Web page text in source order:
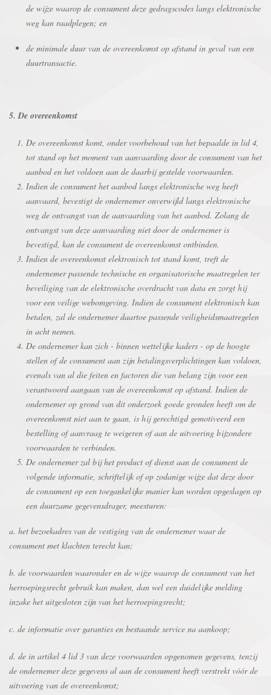
de wijze waarop de consument deze gedragscodes langs elektronische
weg kan raadplegen; en
de minimale duur van de overeenkomst op afstand in geval van een
duurtransactie.
5. De overeenkomst
De overeenkomst komt, onder voorbehoud van het bepaalde in lid 4,
tot stand op het moment van aanvaarding door de consument van het
aanbod en het voldoen aan de daarbij gestelde voorwaarden.
Indien de consument het aanbod langs elektronische weg heeft
aanvaard, bevestigt de ondernemer onverwijld langs elektronische
weg de ontvangst van de aanvaarding van het aanbod. Zolang de
ontvangst van deze aanvaarding niet door de ondernemer is
bevestigd, kan de consument de overeenkomst ontbinden.
Indien de overeenkomst elektronisch tot stand komt, treft de
ondernemer passende technische en organisatorische maatregelen ter
beveiliging van de elektronische overdracht van data en zorgt hij
voor een veilige webomgeving. Indien de consument elektronisch kan
betalen, zal de ondernemer daartoe passende veiligheidsmaatregelen
in acht nemen.
De ondernemer kan zich - binnen wettelijke kaders - op de hoogte
stellen of de consument aan zijn betalingsverplichtingen kan voldoen,
evenals van al die feiten en factoren die van belang zijn voor een
verantwoord aangaan van de overeenkomst op afstand. Indien de
ondernemer op grond van dit onderzoek goede gronden heeft om de
overeenkomst niet aan te gaan, is hij gerechtigd gemotiveerd een
bestelling of aanvraag te weigeren of aan de uitvoering bijzondere
voorwaarden te verbinden.
De ondernemer zal bij het product of dienst aan de consument de
volgende informatie, schriftelijk of op zodanige wijze dat deze door
de consument op een toegankelijke manier kan worden opgeslagen op
een duurzame gegevensdrager, meesturen:
a. het bezoekadres van de vestiging van de ondernemer waar de
consument met klachten terecht kan;
b. de voorwaarden waaronder en de wijze waarop de consument van het
herroepingsrecht gebruik kan maken, dan wel een duidelijke melding
inzake het uitgesloten zijn van het herroepingsrecht;
c. de informatie over garanties en bestaande service na aankoop;
d. de in artikel 4 lid 3 van deze voorwaarden opgenomen gegevens, tenzij
de ondernemer deze gegevens al aan de consument heeft verstrekt vóór de
uitvoering van de overeenkomst;